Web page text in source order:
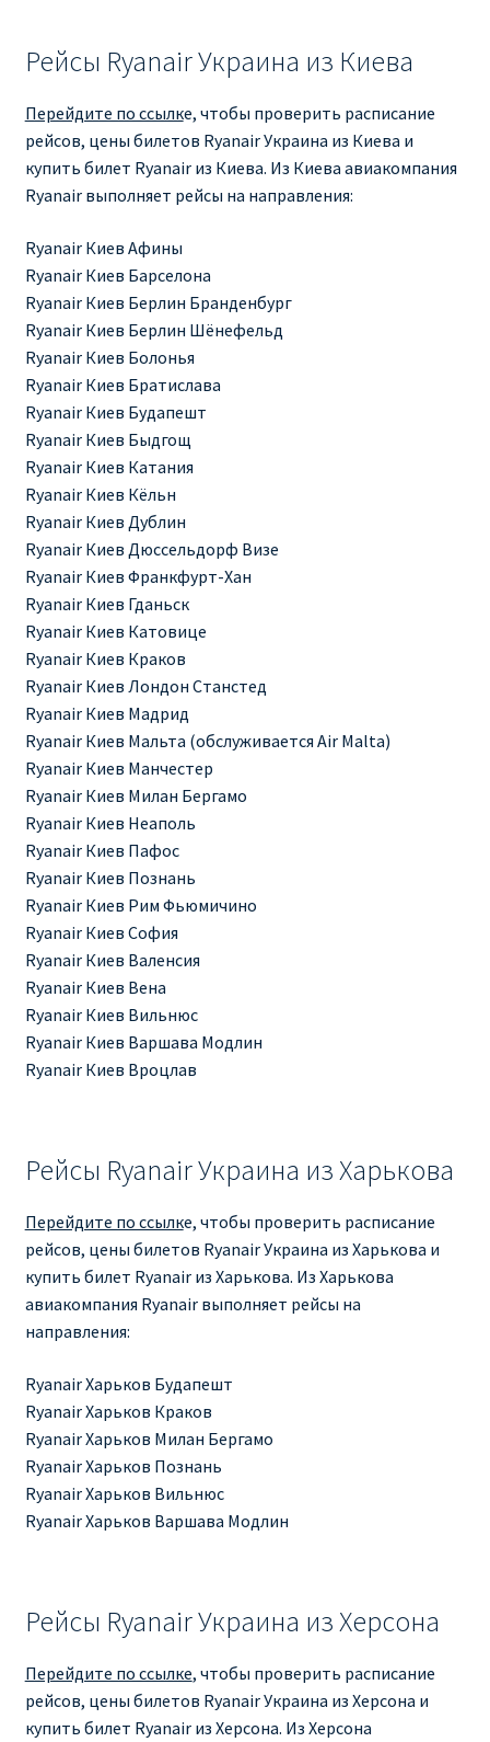
Ryanair Россия
RYANAIR ТЕЛЬ-АВИВ, ЭЙЛАТ, ИЗРАИЛЬ
RYANAIR УКРАИНА | АВИАБИЛЕТЫ ОТ €15
Херсона от € 15
RYANAIR.COM НА РУССКОМ – кнфтфшкюсщь
Авиабилеты Ryanair на Тенерифе от €15
АВИАБИЛЕТЫ RYANAIR ОТ € 12
АВИАБИЛЕТЫ ВИЛЬНЮС БАРСЕЛОНА
АВИАБИЛЕТЫ ХЕЛЬСИНКИ МИЛАН
Акции RYANAIR из Варшавы
Акции RYANAIR из Вильнюса
Акции RYANAIR из Каунаса
Аликанте
Барселона
БИЛЕТЫ RYANAIR | ПОИСК ЛУЧШЕЙ ЦЕНЫ |
БРОНИРОВАНИЕ
БИЛЕТЫ RYANAIR НА ЗАВТРА КУПИТЬ ОНЛАЙН
ДЕШЕВЫЕ АВИАБИЛЕТЫ В БАРСЕЛОНУ
ДЕШЕВЫЕ АВИАБИЛЕТЫ В ВАРШАВУ
ДЕШЕВЫЕ АВИАБИЛЕТЫ В ВЕНУ
ДЕШЕВЫЕ АВИАБИЛЕТЫ В ЛОНДОН
ДЕШЕВЫЕ АВИАБИЛЕТЫ В МИЛАН
ДЕШЕВЫЕ АВИАБИЛЕТЫ В ПАРИЖ
ДЕШЕВЫЕ АВИАБИЛЕТЫ НА КИПР
ВЫБОР И БРОНИРОВАНИЯ МЕСТ В RYANAIR
ЗАДЕРЖКА, ОТМЕНА, ПЕРЕНОС РЕЙСОВ RYANAIR
ИЗМЕНЕНИЕ БРОНИРОВАНИЯ
Рейсы Ryanair Украина из Киева
Перейдите по ссылке, чтобы проверить расписание
рейсов, цены билетов Ryanair Украина из Киева и
купить билет Ryanair из Киева. Из Киева авиакомпания
Ryanair выполняет рейсы на направления:
Ryanair Киев Афины
Ryanair Киев Барселона
Ryanair Киев Берлин Бранденбург
Ryanair Киев Берлин Шёнефельд
Ryanair Киев Болонья
Ryanair Киев Братислава
Ryanair Киев Будапешт
Ryanair Киев Быдгощ
Ryanair Киев Катания
Ryanair Киев Кёльн
Ryanair Киев Дублин
Ryanair Киев Дюссельдорф Визе
Ryanair Киев Франкфурт-Хан
Ryanair Киев Гданьск
Ryanair Киев Катовице
Ryanair Киев Краков
Ryanair Киев Лондон Станстед
Ryanair Киев Мадрид
Ryanair Киев Мальта (обслуживается Air Malta)
Ryanair Киев Манчестер
Ryanair Киев Милан Бергамо
Ryanair Киев Неаполь
Ryanair Киев Пафос
Ryanair Киев Познань
Ryanair Киев Рим Фьюмичино
Ryanair Киев София
Ryanair Киев Валенсия
Ryanair Киев Вена
Ryanair Киев Вильнюс
Ryanair Киев Варшава Модлин
Ryanair Киев Вроцлав
Рейсы Ryanair Украина из Харькова
Перейдите по ссылке, чтобы проверить расписание
рейсов, цены билетов Ryanair Украина из Харькова и
купить билет Ryanair из Харькова. Из Харькова
авиакомпания Ryanair выполняет рейсы на
направления:
Ryanair Харьков Будапешт
Ryanair Харьков Краков
Ryanair Харьков Милан Бергамо
Ryanair Харьков Познань
Ryanair Харьков Вильнюс
Ryanair Харьков Варшава Модлин
Рейсы Ryanair Украина из Херсона
Перейдите по ссылке, чтобы проверить расписание
рейсов, цены билетов Ryanair Украина из Херсона и
купить билет Ryanair из Херсона. Из Херсона